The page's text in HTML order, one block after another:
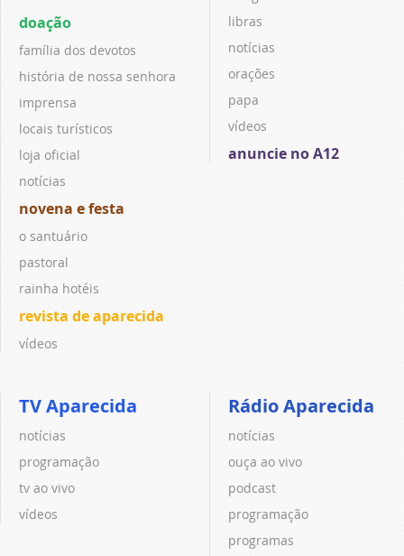
doação
família dos devotos
história de nossa senhora
imprensa
locais turísticos
loja oficial
notícias
novena e festa
o santuário
pastoral
rainha hotéis
revista de aparecida
vídeos
libras
notícias
orações
papa
vídeos
anuncie no A12
TV Aparecida
notícias
programação
tv ao vivo
vídeos
Rádio Aparecida
notícias
ouça ao vivo
podcast
programação
programas